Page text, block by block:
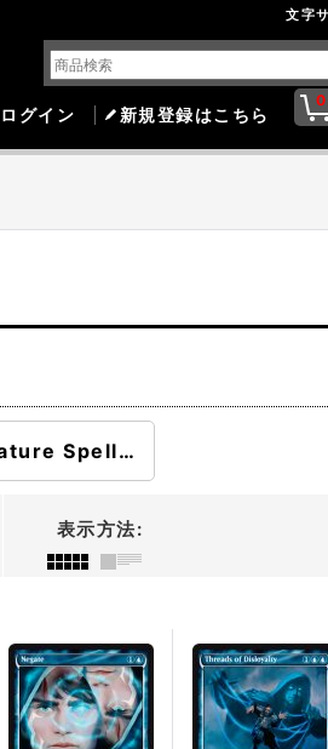
文字
0
ログイン 新規登録はこちら
Signature Spellbook: Chandra
表示方法: